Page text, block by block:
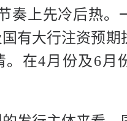
奏上先冷后热。
有大行注资预期
。在4月份及6月